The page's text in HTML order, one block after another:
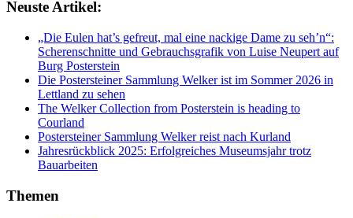
Neuste Artikel:
„Die Eulen hat’s gefreut, mal eine nackige Dame zu seh’n“:
Scherenschnitte und Gebrauchsgrafik von Luise Neupert auf
Burg Posterstein
Die Postersteiner Sammlung Welker ist im Sommer 2026 in
Lettland zu sehen
The Welker Collection from Posterstein is heading to
Courland
Postersteiner Sammlung Welker reist nach Kurland
Jahresrückblick 2025: Erfolgreiches Museumsjahr trotz
Bauarbeiten
Themen